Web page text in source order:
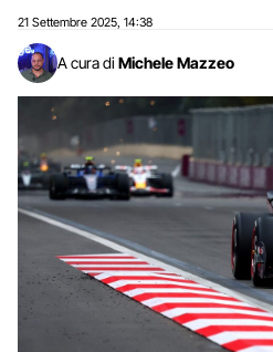
21 Settembre 2025 14:38
A cura di Michele Mazzeo